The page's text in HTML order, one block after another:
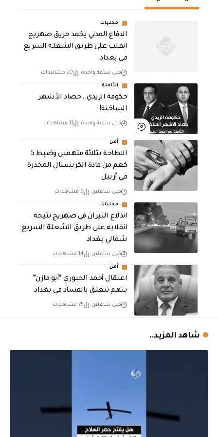
محليات
الدفاع المدني يخمد حريق صهريج
انقلب على طريق الشعلة السريع
في بغداد
قبل ساعة واحدة 20 مشاهدات
الثامنة
حكومة الزيدي.. حصاد الأشهر
الساخنة!
قبل ساعة واحدة 11 مشاهدات
أمن
الاطاحة بثلاثة متهمين وضبط 5
كغم من مادة الكريستال المخدرة ​
في أربيل
قبل ساعتين 9 مشاهدات
محليات
اندلاع النيران في صهريج نتيجة
انقلابه على طريق الشعلة السريع
شمالي بغداد
قبل ساعتين 14 مشاهدات
أمن
اعتقال أحمد الجبوري “أبو مازن”
بتهم تتعلق بالفساد في بغداد
قبل ساعتين 75 مشاهدات
شاهد المزيد..